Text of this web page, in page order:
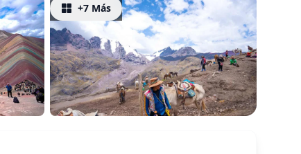
+7 Más